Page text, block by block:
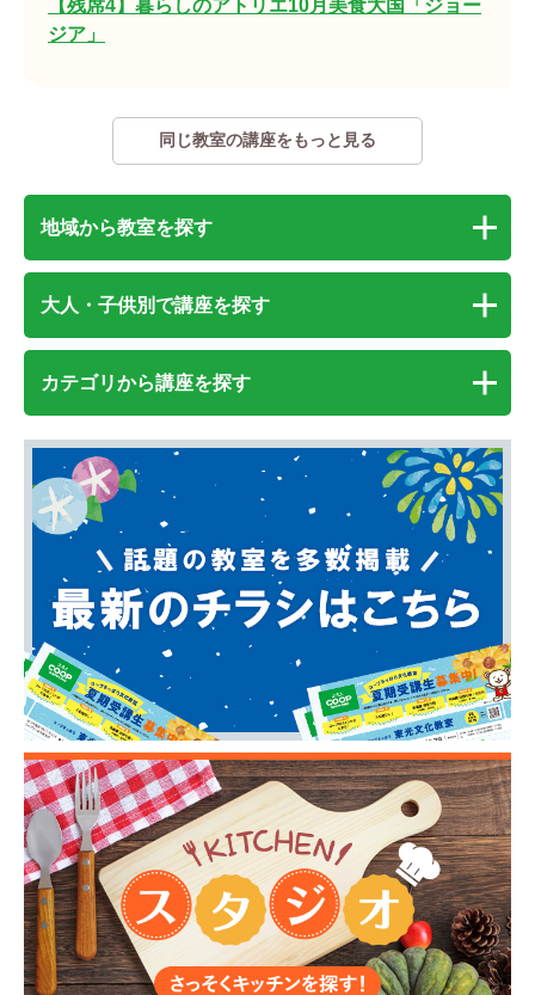
【残席4】暮らしのアトリエ10月美食大国「ジョー
ジア」
同じ教室の講座をもっと見る
地域から教室を探す
大人・子供別で講座を探す
カテゴリから講座を探す